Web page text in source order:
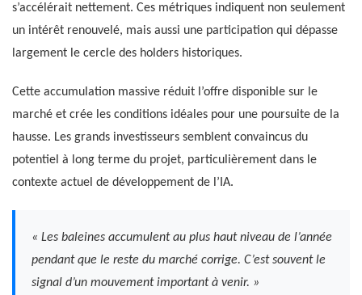
s’accélérait nettement. Ces métriques indiquent non seulement
un intérêt renouvelé, mais aussi une participation qui dépasse
largement le cercle des holders historiques.
Cette accumulation massive réduit l’offre disponible sur le
marché et crée les conditions idéales pour une poursuite de la
hausse. Les grands investisseurs semblent convaincus du
potentiel à long terme du projet, particulièrement dans le
contexte actuel de développement de l’IA.
« Les baleines accumulent au plus haut niveau de l’année
pendant que le reste du marché corrige. C’est souvent le
signal d’un mouvement important à venir. »